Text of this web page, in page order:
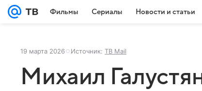
Фильмы Сериалы Новости и статьи
19 марта 2026 Источник: ТВ Mail
Михаил